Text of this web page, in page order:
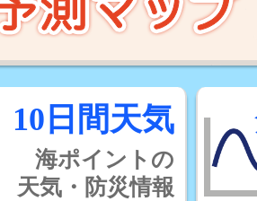
10日間天気
海ポイントの
天気・防災情報